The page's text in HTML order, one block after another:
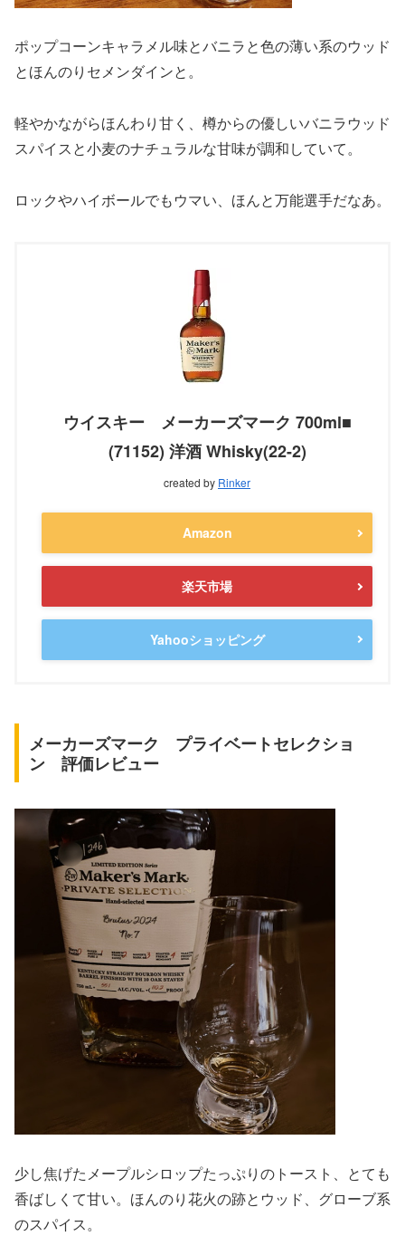
ポップコーンキャラメル味とバニラと色の薄い系のウッド
とほんのりセメンダインと。
軽やかながらほんわり甘く、樽からの優しいバニラウッド
スパイスと小麦のナチュラルな甘味が調和していて。
ロックやハイボールでもウマい、ほんと万能選手だなあ。
ウイスキー メーカーズマーク 700ml■
(71152) 洋酒 Whisky(22-2)
created by Rinker
Amazon
楽天市場
Yahooショッピング
メーカーズマーク プライベートセレクショ
ン 評価レビュー
少し焦げたメープルシロップたっぷりのトースト、とても
香ばしくて甘い。ほんのり花火の跡とウッド、グローブ系
のスパイス。